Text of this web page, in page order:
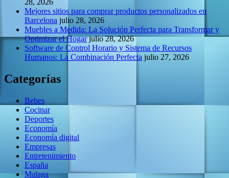
Mejores sitios para comprar productos personalizados en
Barcelona julio 28, 2026
Muebles a Medida: La Solución Perfecta para Transformar y
Optimizar el Hogar julio 28, 2026
Software de Control Horario y Sistema de Recursos
Humanos: La Combinación Perfecta julio 27, 2026
Categorías
Bebes
Cocinar
Deportes
Economía
Economía digital
Empresas
Entretenimiento
España
Malaga